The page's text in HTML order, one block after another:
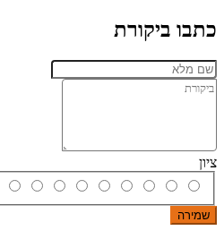
כתבו ביקורת
ציון
שמירה